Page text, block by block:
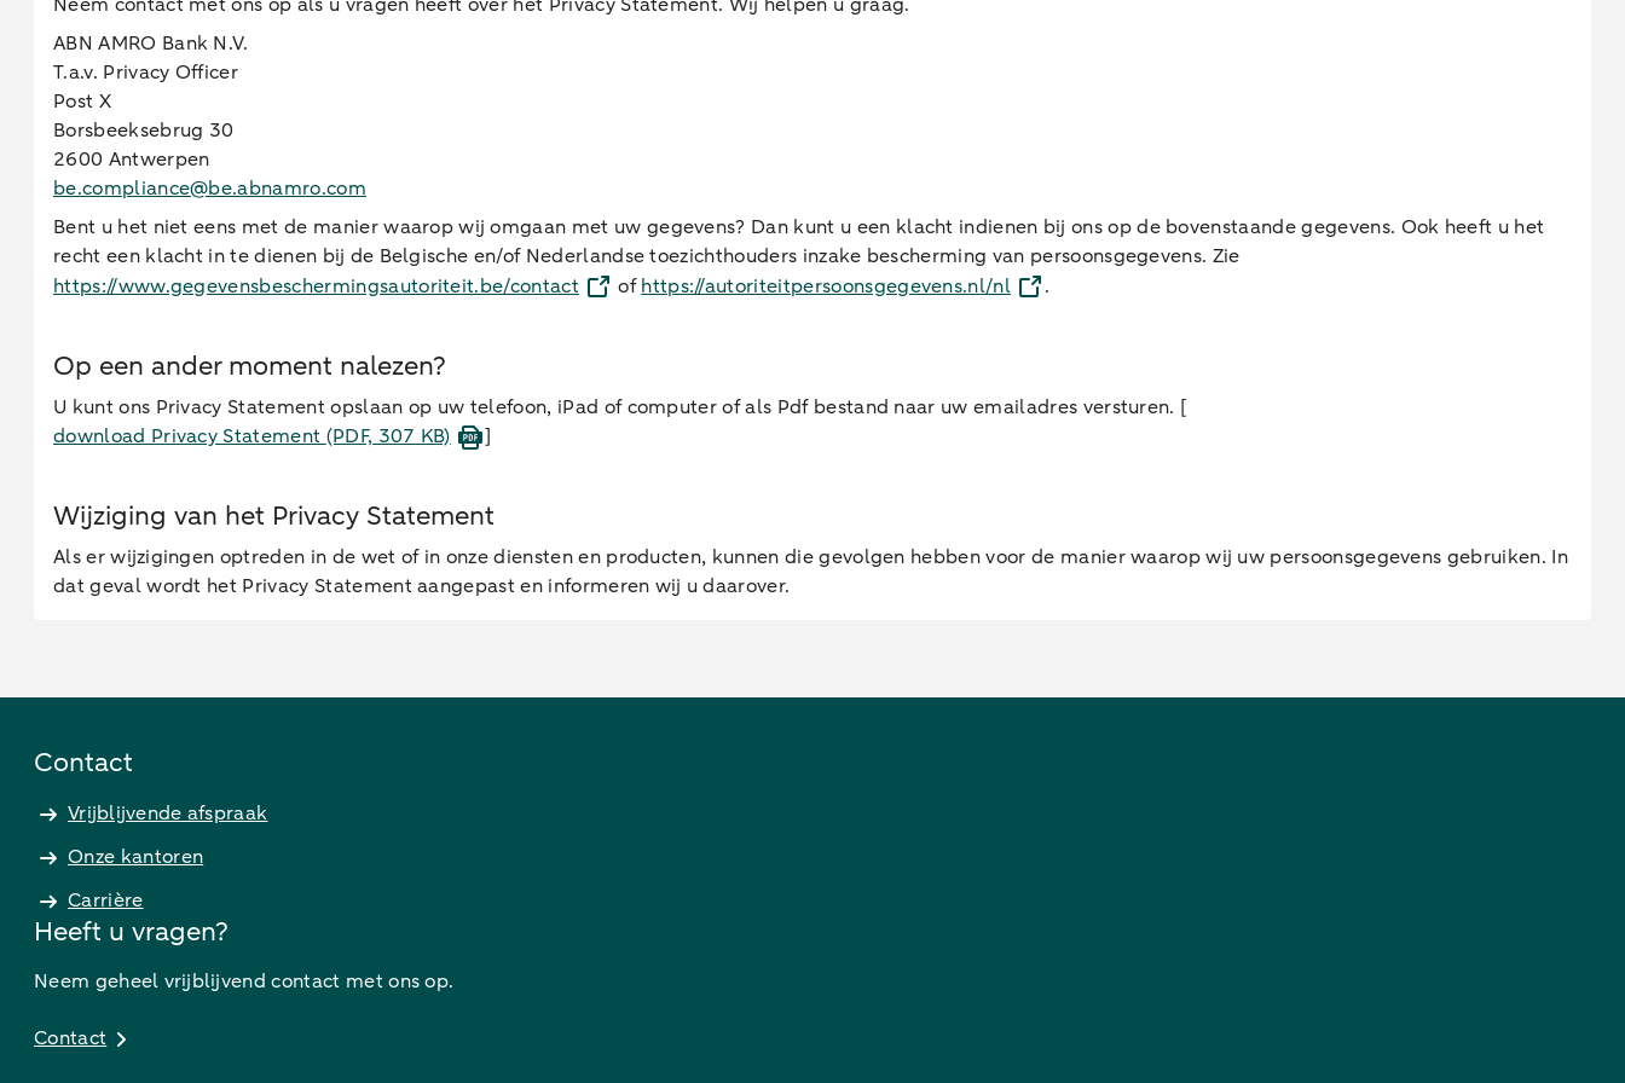
ABN AMRO Bank N.V.
T.a.v. Privacy Officer
Post X
Borsbeeksebrug 30
2600 Antwerpen
be.compliance@be.abnamro.com
Bent u het niet eens met de manier waarop wij omgaan met uw gegevens? Dan kunt u een klacht indienen bij ons op de bovenstaande gegevens. Ook heeft u het
recht een klacht in te dienen bij de Belgische en/of Nederlandse toezichthouders inzake bescherming van persoonsgegevens. Zie
https://www.gegevensbeschermingsautoriteit.be/contact
ofhttps://autoriteitpersoonsgegevens.nl/nl .
Op een ander moment nalezen?
U kunt ons Privacy Statement opslaan op uw telefoon, iPad of computer of als Pdf bestand naar uw emailadres versturen. [
download Privacy Statement​ (PDF, 307 KB) ]
Wijziging van het Privacy Statement
Als er wijzigingen optreden in de wet of in onze diensten en producten, kunnen die gevolgen hebben voor de manier waarop wij uw persoonsgegevens gebruiken. In
dat geval wordt het Privacy Statement aangepast en informeren wij u daarover.
Contact
Vrijblijvende afspraak
Onze kantoren
Carrière
Heeft u vragen?
Neem geheel vrijblijvend contact met ons op.
Contact